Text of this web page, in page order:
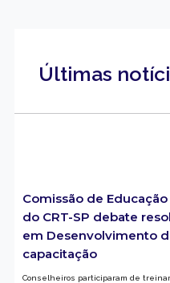
Últimas
Comissão de
do CRT-SP debate
em Desenvolvimento
capacitação
Conselheiros participaram de